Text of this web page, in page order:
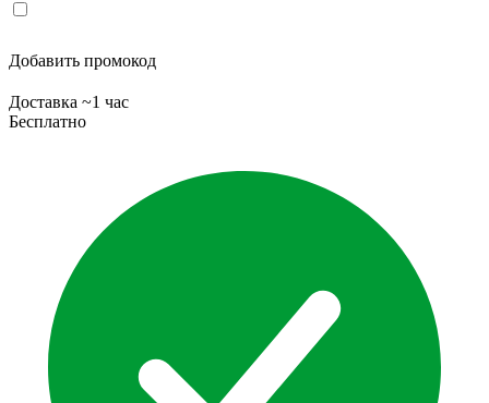
Добавить промокод
Доставка ~1 час
Бесплатно